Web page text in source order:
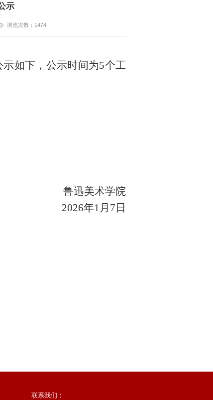
示
浏览次数： 1474
如下，公示时间为5个工
鲁迅美术学院
2026年1月7日
联系我们：